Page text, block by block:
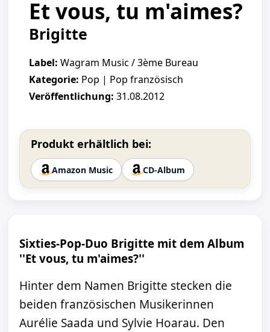
Et vous, tu m'aimes?
Brigitte
Label: Wagram Music / 3ème Bureau
Kategorie: Pop | Pop französisch
Veröffentlichung: 31.08.2012
Produkt erhältlich bei:
Amazon Music CD-Album
Sixties-Pop-Duo Brigitte mit dem Album
''Et vous, tu m'aimes?''
Hinter dem Namen Brigitte stecken die
beiden französischen Musikerinnen
Aurélie Saada und Sylvie Hoarau. Den